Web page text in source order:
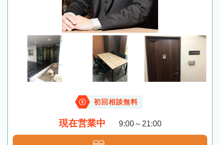
初回相談無料
現在営業中 9:00～21:00